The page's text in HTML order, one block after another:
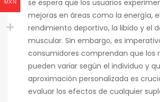
se espera que los usuarios
mejoras en áreas como la energía, el
rendimiento deportivo, la libido y el
muscular. Sin embargo, es
consumidores comprendan que los
pueden variar según el individuo y
aproximación personalizada es
evaluar los efectos de cualquier
MXN